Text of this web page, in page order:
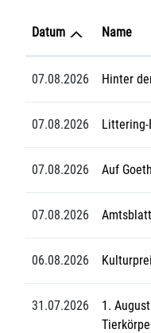
Datum Name
07.08.2026 Hinter
07.08.2026 Littering-
07.08.2026 Auf
07.08.2026
06.08.2026
31.07.2026
1.